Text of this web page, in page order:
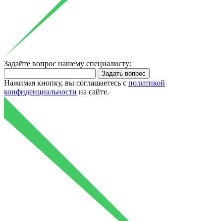
Задайте вопрос нашему специалисту:
Нажимая кнопку, вы соглашаетесь с политикой
конфиденциальности на сайте.